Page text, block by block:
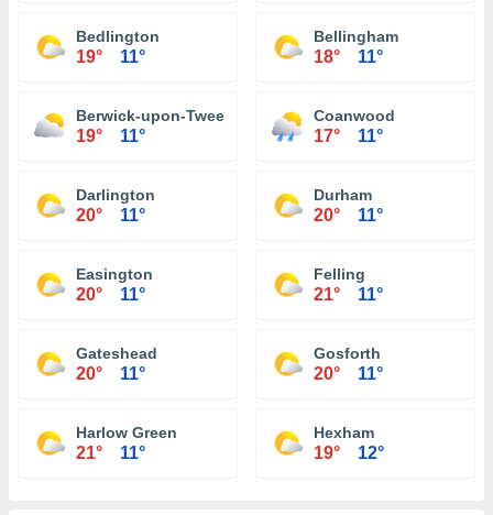
Bedlington
19° 11°
Bellingham
18° 11°
Berwick-upon-Tweed
19° 11°
Coanwood
17° 11°
Darlington
20° 11°
Durham
20° 11°
Easington
20° 11°
Felling
21° 11°
Gateshead
20° 11°
Gosforth
20° 11°
Harlow Green
21° 11°
Hexham
19° 12°